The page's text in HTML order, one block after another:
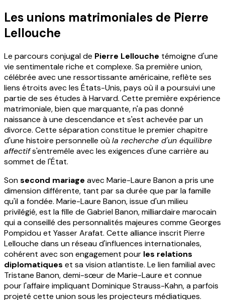
Les unions matrimoniales de Pierre
Lellouche
Le parcours conjugal de Pierre Lellouche témoigne d'une
vie sentimentale riche et complexe. Sa première union,
célébrée avec une ressortissante américaine, reflète ses
liens étroits avec les États-Unis, pays où il a poursuivi une
partie de ses études à Harvard. Cette première expérience
matrimoniale, bien que marquante, n'a pas donné
naissance à une descendance et s'est achevée par un
divorce. Cette séparation constitue le premier chapitre
d'une histoire personnelle oùla recherche d'un équilibre
affectifs'entremêle avec les exigences d'une carrière au
sommet de l'État.
Sonsecond mariage avec Marie-Laure Banon a pris une
dimension différente, tant par sa durée que par la famille
qu'il a fondée. Marie-Laure Banon, issue d'un milieu
privilégié, est la fille de Gabriel Banon, milliardaire marocain
qui a conseillé des personnalités majeures comme Georges
Pompidou et Yasser Arafat. Cette alliance inscrit Pierre
Lellouche dans un réseau d'influences internationales,
cohérent avec son engagement pour les relations
diplomatiques et sa vision atlantiste. Le lien familial avec
Tristane Banon, demi-sœur de Marie-Laure et connue
pour l'affaire impliquant Dominique Strauss-Kahn, a parfois
projeté cette union sous les projecteurs médiatiques.